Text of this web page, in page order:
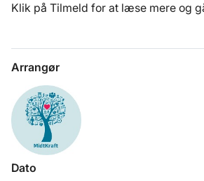
Klik på Tilmeld for at læse mere og
Arrangør
Dato